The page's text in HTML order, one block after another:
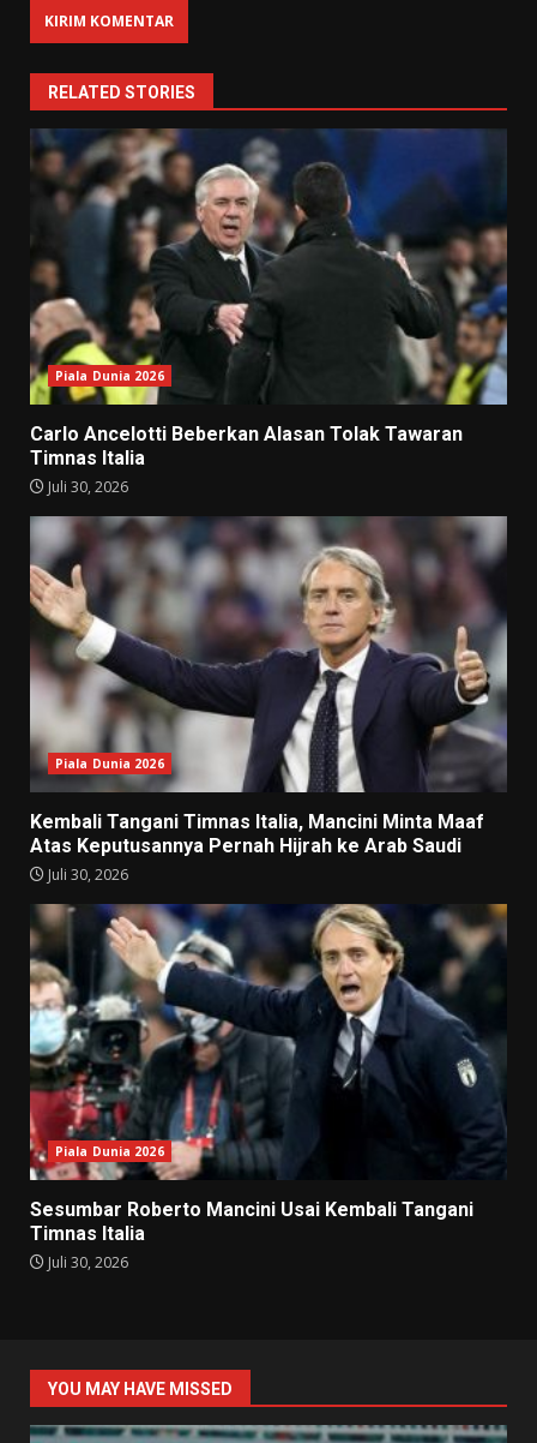
RELATED STORIES
Piala Dunia 2026
Carlo Ancelotti Beberkan Alasan Tolak Tawaran
Timnas Italia
Juli 30, 2026
Piala Dunia 2026
Kembali Tangani Timnas Italia, Mancini Minta Maaf
Atas Keputusannya Pernah Hijrah ke Arab Saudi
Juli 30, 2026
Piala Dunia 2026
Sesumbar Roberto Mancini Usai Kembali Tangani
Timnas Italia
Juli 30, 2026
YOU MAY HAVE MISSED